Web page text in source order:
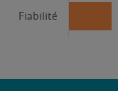
Fiabilité